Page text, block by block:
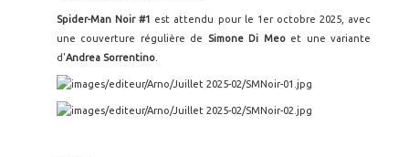
Spider-Man Noir #1 est attendu pour le 1er octobre 2025, avec
une couverture régulière de
Simone Di Meo et une variante
d'Andrea Sorrentino